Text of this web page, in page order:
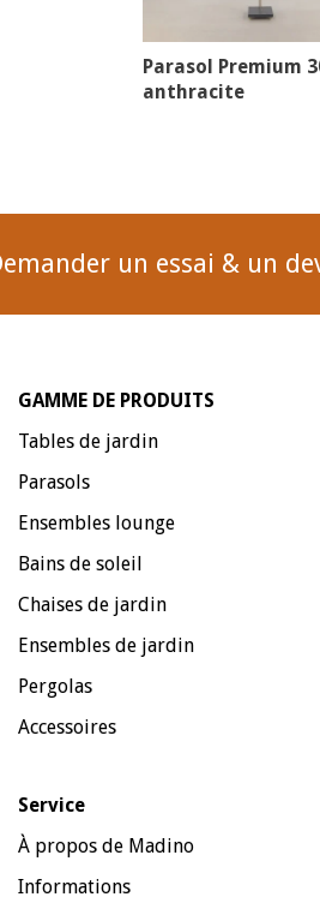
Parasol Premium
anthracite
un essai & un
GAMME DE PRODUITS
Tables de jardin
Parasols
Ensembles lounge
Bains de soleil
Chaises de jardin
Ensembles de jardin
Pergolas
Accessoires
Service
À propos de Madino
Informations